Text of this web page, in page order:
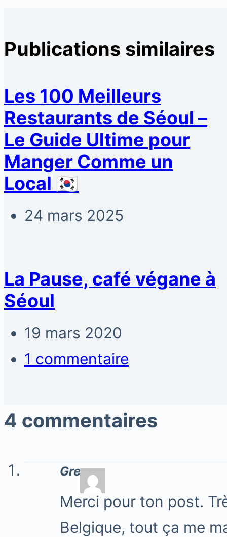
Publications similaires
Les 100 Meilleurs
Restaurants de Séoul –
Le Guide Ultime pour
Manger Comme un
Local 🇰🇷
24 mars 2025
La Pause, café végane à
Séoul
19 mars 2020
1 commentaire
4 commentaires
Greg
Merci pour ton post.
Belgique, tout ça me